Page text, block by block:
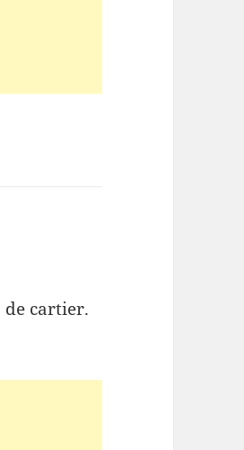
de cartier.